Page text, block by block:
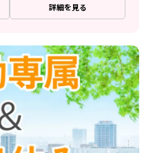
詳細を見る